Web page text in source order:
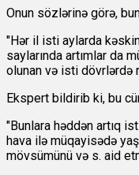
Onun sözlərinə görə,
"Hər il isti aylarda
saylarında artımlar da
olunan və isti dövrlərdə
Ekspert bildirib ki, bu
"Bunlara həddən artıq
hava ilə müqayisədə
mövsümünü və s. aid